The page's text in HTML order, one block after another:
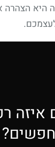
היא הצהרה
איזה